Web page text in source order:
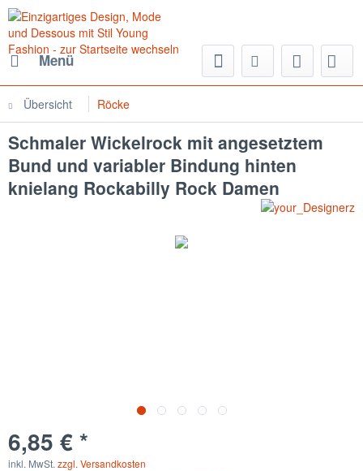
Menü
Übersicht Röcke
Schmaler Wickelrock mit angesetztem
Bund und variabler Bindung hinten
knielang Rockabilly Rock Damen
6,85 € *
inkl. MwSt. zzgl. Versandkosten